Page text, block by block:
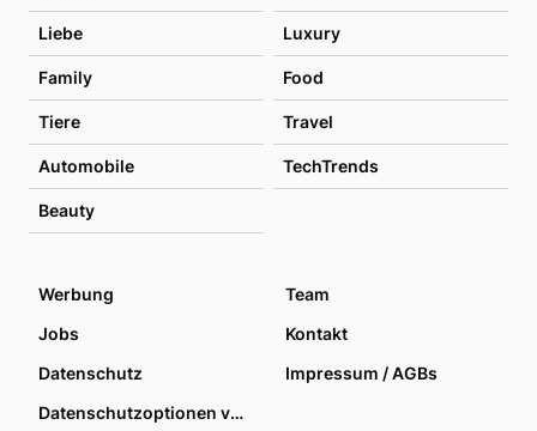
Liebe Luxury
Family Food
Tiere Travel
Automobile TechTrends
Beauty
Werbung
Team
Jobs
Kontakt
Datenschutz
Impressum / AGBs
Datenschutzoptionen verwalten